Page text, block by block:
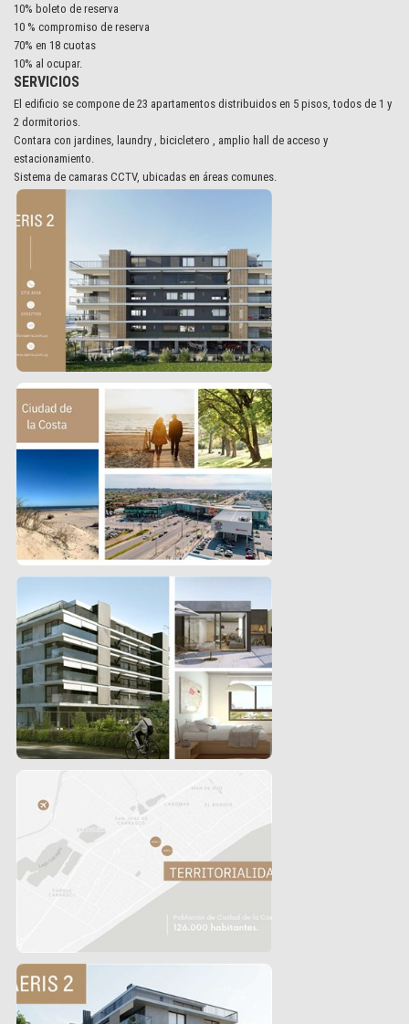
10% boleto de reserva
10 % compromiso de reserva
70% en 18 cuotas
10% al ocupar.
SERVICIOS
El edificio se compone de 23 apartamentos distribuidos en 5 pisos, todos de 1 y
2 dormitorios.
Contara con jardines, laundry , bicicletero , amplio hall de acceso y
estacionamiento.
Sistema de camaras CCTV, ubicadas en áreas comunes.